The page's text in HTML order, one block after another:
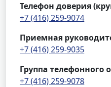
Телефон доверия
+7 (416) 259-9074
Приемная
+7 (416) 259-9035
Группа телефонного
+7 (416) 259-9078